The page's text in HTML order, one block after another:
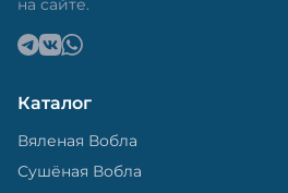
на сайте.
Каталог
Вяленая Вобла
Сушёная Вобла